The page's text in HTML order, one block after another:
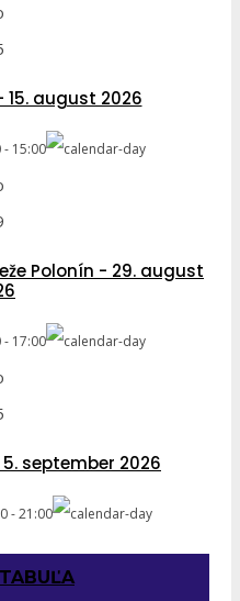
august 2026
- 15:00
Polonín - 29. august
- 17:00
5. september 2026
-21:00